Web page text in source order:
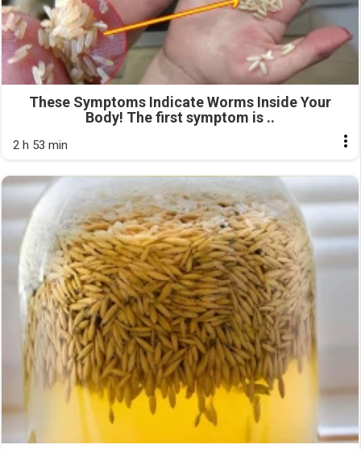
These Symptoms Indicate Worms Inside Your
Body! The first symptom is ..
2 h 53 min